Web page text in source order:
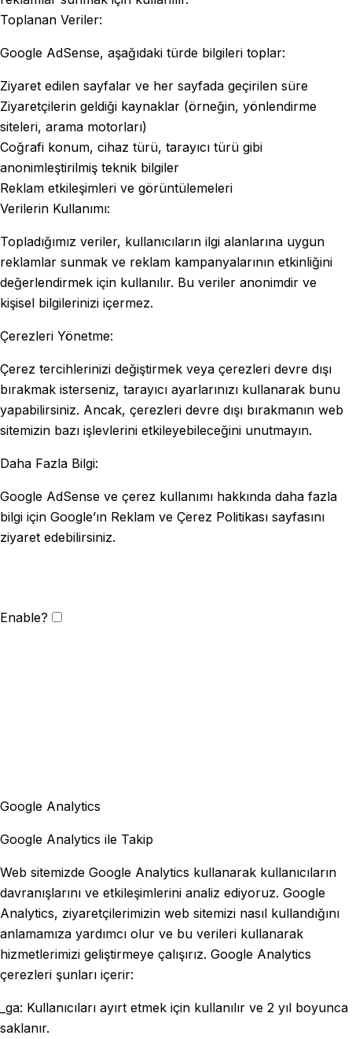
Toplanan Veriler:
Google AdSense, aşağıdaki türde bilgileri toplar:
Ziyaret edilen sayfalar ve her sayfada geçirilen süre
Ziyaretçilerin geldiği kaynaklar (örneğin, yönlendirme
siteleri, arama motorları)
Coğrafi konum, cihaz türü, tarayıcı türü gibi
anonimleştirilmiş teknik bilgiler
Reklam etkileşimleri ve görüntülemeleri
Verilerin Kullanımı:
Topladığımız veriler, kullanıcıların ilgi alanlarına uygun
reklamlar sunmak ve reklam kampanyalarının etkinliğini
değerlendirmek için kullanılır. Bu veriler anonimdir ve
kişisel bilgilerinizi içermez.
Çerezleri Yönetme:
Çerez tercihlerinizi değiştirmek veya çerezleri devre dışı
bırakmak isterseniz, tarayıcı ayarlarınızı kullanarak bunu
yapabilirsiniz. Ancak, çerezleri devre dışı bırakmanın web
sitemizin bazı işlevlerini etkileyebileceğini unutmayın.
Daha Fazla Bilgi:
Google AdSense ve çerez kullanımı hakkında daha fazla
bilgi için Google’ın Reklam ve Çerez Politikası sayfasını
ziyaret edebilirsiniz.
Enable?
Google Analytics
Google Analytics ile Takip
Web sitemizde Google Analytics kullanarak kullanıcıların
davranışlarını ve etkileşimlerini analiz ediyoruz. Google
Analytics, ziyaretçilerimizin web sitemizi nasıl kullandığını
anlamamıza yardımcı olur ve bu verileri kullanarak
hizmetlerimizi geliştirmeye çalışırız. Google Analytics
çerezleri şunları içerir:
_ga: Kullanıcıları ayırt etmek için kullanılır ve 2 yıl boyunca
saklanır.